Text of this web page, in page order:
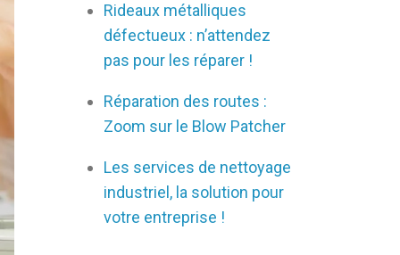
Rideaux métalliques
défectueux : n’attendez
pas pour les réparer !
Réparation des routes :
Zoom sur le Blow Patcher
Les services de nettoyage
industriel, la solution pour
votre entreprise !